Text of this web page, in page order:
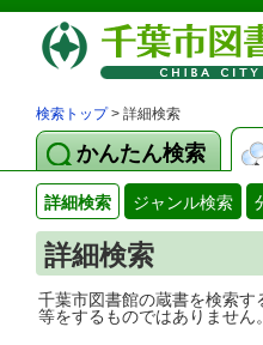
検索トップ> 詳細検索
かんたん検索
詳細検索 ジャンル検索
詳細検索
千葉市図書館の蔵
等をするものではありません